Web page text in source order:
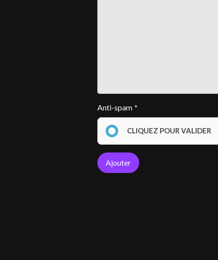
Anti-spam
CLIQUEZ POUR VALIDER
Ajouter